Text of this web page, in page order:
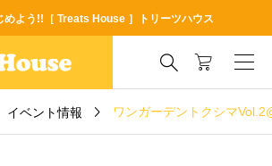
めよう!!［ Treats House ］トリーツハウス

イベント情報  ワンガーデントクシマ